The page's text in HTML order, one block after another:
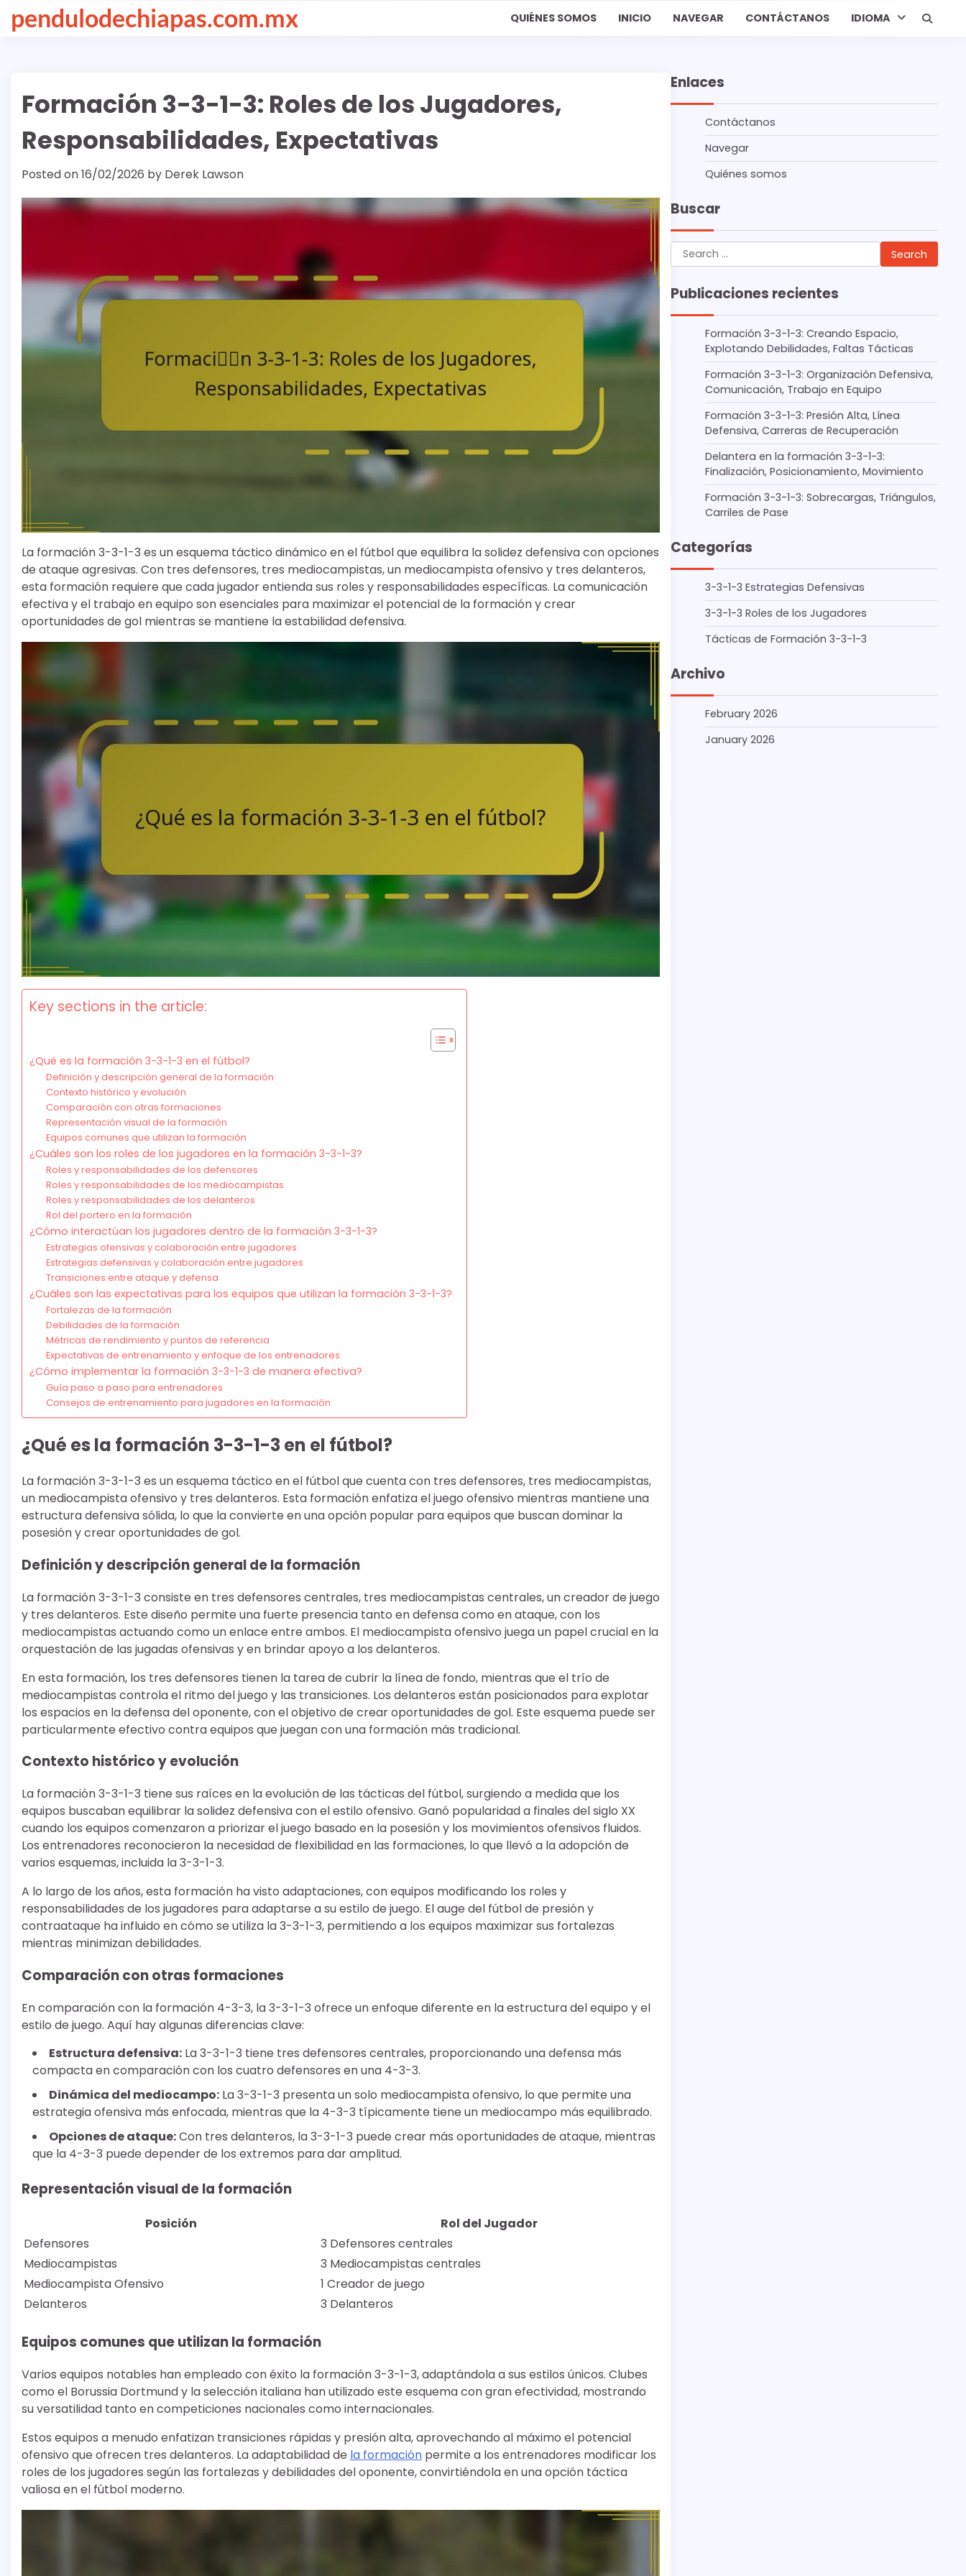
pendulodechiapas.com.mx QUIÉNES SOMOS INICIO NAVEGAR CONTÁCTANOS IDIOMA
Formación 3-3-1-3: Roles de los Jugadores,
Responsabilidades, Expectativas
Posted on16/02/2026 by Derek Lawson
La formación 3-3-1-3 es un esquema táctico dinámico en el fútbol que equilibra la solidez defensiva con opciones
de ataque agresivas. Con tres defensores, tres mediocampistas, un mediocampista ofensivo y tres delanteros,
esta formación requiere que cada jugador entienda sus roles y responsabilidades específicas. La comunicación
efectiva y el trabajo en equipo son esenciales para maximizar el potencial de la formación y crear
oportunidades de gol mientras se mantiene la estabilidad defensiva.
Key sections in the article:
¿Qué es la formación 3-3-1-3 en el fútbol?
Definición y descripción general de la formación
Contexto histórico y evolución
Comparación con otras formaciones
Representación visual de la formación
Equipos comunes que utilizan la formación
¿Cuáles son los roles de los jugadores en la formación 3-3-1-3?
Roles y responsabilidades de los defensores
Roles y responsabilidades de los mediocampistas
Roles y responsabilidades de los delanteros
Rol del portero en la formación
¿Cómo interactúan los jugadores dentro de la formación 3-3-1-3?
Estrategias ofensivas y colaboración entre jugadores
Estrategias defensivas y colaboración entre jugadores
Transiciones entre ataque y defensa
¿Cuáles son las expectativas para los equipos que utilizan la formación 3-3-1-3?
Fortalezas de la formación
Debilidades de la formación
Métricas de rendimiento y puntos de referencia
Expectativas de entrenamiento y enfoque de los entrenadores
¿Cómo implementar la formación 3-3-1-3 de manera efectiva?
Guía paso a paso para entrenadores
Consejos de entrenamiento para jugadores en la formación
¿Qué es la formación 3-3-1-3 en el fútbol?
La formación 3-3-1-3 es un esquema táctico en el fútbol que cuenta con tres defensores, tres mediocampistas,
un mediocampista ofensivo y tres delanteros. Esta formación enfatiza el juego ofensivo mientras mantiene una
estructura defensiva sólida, lo que la convierte en una opción popular para equipos que buscan dominar la
posesión y crear oportunidades de gol.
Definición y descripción general de la formación
La formación 3-3-1-3 consiste en tres defensores centrales, tres mediocampistas centrales, un creador de juego
y tres delanteros. Este diseño permite una fuerte presencia tanto en defensa como en ataque, con los
mediocampistas actuando como un enlace entre ambos. El mediocampista ofensivo juega un papel crucial en la
orquestación de las jugadas ofensivas y en brindar apoyo a los delanteros.
En esta formación, los tres defensores tienen la tarea de cubrir la línea de fondo, mientras que el trío de
mediocampistas controla el ritmo del juego y las transiciones. Los delanteros están posicionados para explotar
los espacios en la defensa del oponente, con el objetivo de crear oportunidades de gol. Este esquema puede ser
particularmente efectivo contra equipos que juegan con una formación más tradicional.
Contexto histórico y evolución
La formación 3-3-1-3 tiene sus raíces en la evolución de las tácticas del fútbol, surgiendo a medida que los
equipos buscaban equilibrar la solidez defensiva con el estilo ofensivo. Ganó popularidad a finales del siglo XX
cuando los equipos comenzaron a priorizar el juego basado en la posesión y los movimientos ofensivos fluidos.
Los entrenadores reconocieron la necesidad de flexibilidad en las formaciones, lo que llevó a la adopción de
varios esquemas, incluida la 3-3-1-3.
A lo largo de los años, esta formación ha visto adaptaciones, con equipos modificando los roles y
responsabilidades de los jugadores para adaptarse a su estilo de juego. El auge del fútbol de presión y
contraataque ha influido en cómo se utiliza la 3-3-1-3, permitiendo a los equipos maximizar sus fortalezas
mientras minimizan debilidades.
Comparación con otras formaciones
En comparación con la formación 4-3-3, la 3-3-1-3 ofrece un enfoque diferente en la estructura del equipo y el
estilo de juego. Aquí hay algunas diferencias clave:
Estructura defensiva: La 3-3-1-3 tiene tres defensores centrales, proporcionando una defensa más
compacta en comparación con los cuatro defensores en una 4-3-3.
Dinámica del mediocampo: La 3-3-1-3 presenta un solo mediocampista ofensivo, lo que permite una
estrategia ofensiva más enfocada, mientras que la 4-3-3 típicamente tiene un mediocampo más equilibrado.
Opciones de ataque:Con tres delanteros, la 3-3-1-3 puede crear más oportunidades de ataque, mientras
que la 4-3-3 puede depender de los extremos para dar amplitud.
Representación visual de la formación
Posición
Rol del Jugador
Defensores
3 Defensores centrales
Mediocampistas
3 Mediocampistas centrales
Mediocampista Ofensivo
1 Creador de juego
Delanteros
3 Delanteros
Equipos comunes que utilizan la formación
Varios equipos notables han empleado con éxito la formación 3-3-1-3, adaptándola a sus estilos únicos. Clubes
como el Borussia Dortmund y la selección italiana han utilizado este esquema con gran efectividad, mostrando
su versatilidad tanto en competiciones nacionales como internacionales.
Estos equipos a menudo enfatizan transiciones rápidas y presión alta, aprovechando al máximo el potencial
ofensivo que ofrecen tres delanteros. La adaptabilidad de la formación permite a los entrenadores modificar los
roles de los jugadores según las fortalezas y debilidades del oponente, convirtiéndola en una opción táctica
valiosa en el fútbol moderno.
Enlaces
Contáctanos
Navegar
Quiénes somos
Buscar
Search
for:
Publicaciones recientes
Formación 3-3-1-3: Creando Espacio,
Explotando Debilidades, Faltas Tácticas
Formación 3-3-1-3: Organización Defensiva,
Comunicación, Trabajo en Equipo
Formación 3-3-1-3: Presión Alta, Línea
Defensiva, Carreras de Recuperación
Delantera en la formación 3-3-1-3:
Finalización, Posicionamiento, Movimiento
Formación 3-3-1-3: Sobrecargas, Triángulos,
Carriles de Pase
Categorías
3-3-1-3 Estrategias Defensivas
3-3-1-3 Roles de los Jugadores
Tácticas de Formación 3-3-1-3
Archivo
February 2026
January 2026